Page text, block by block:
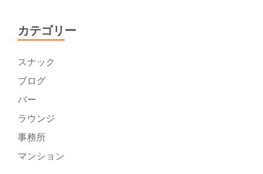
カテゴリー
スナック
ブログ
バー
ラウンジ
事務所
マンション